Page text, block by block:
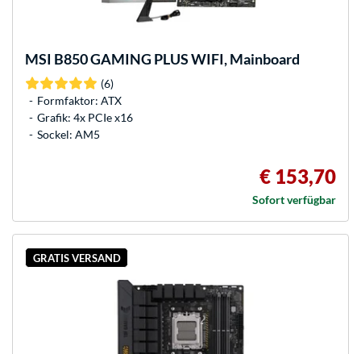
MSI B850 GAMING PLUS WIFI, Mainboard
(6)
Formfaktor: ATX
Grafik: 4x PCIe x16
Sockel: AM5
€ 153,70
Sofort verfügbar
GRATIS VERSAND